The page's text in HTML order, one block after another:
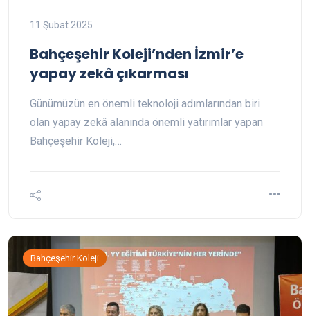
11 Şubat 2025
Bahçeşehir Koleji’nden İzmir’e
yapay zekâ çıkarması
Günümüzün en önemli teknoloji adımlarından biri
olan yapay zekâ alanında önemli yatırımlar yapan
Bahçeşehir Koleji,…
Bahçeşehir Koleji